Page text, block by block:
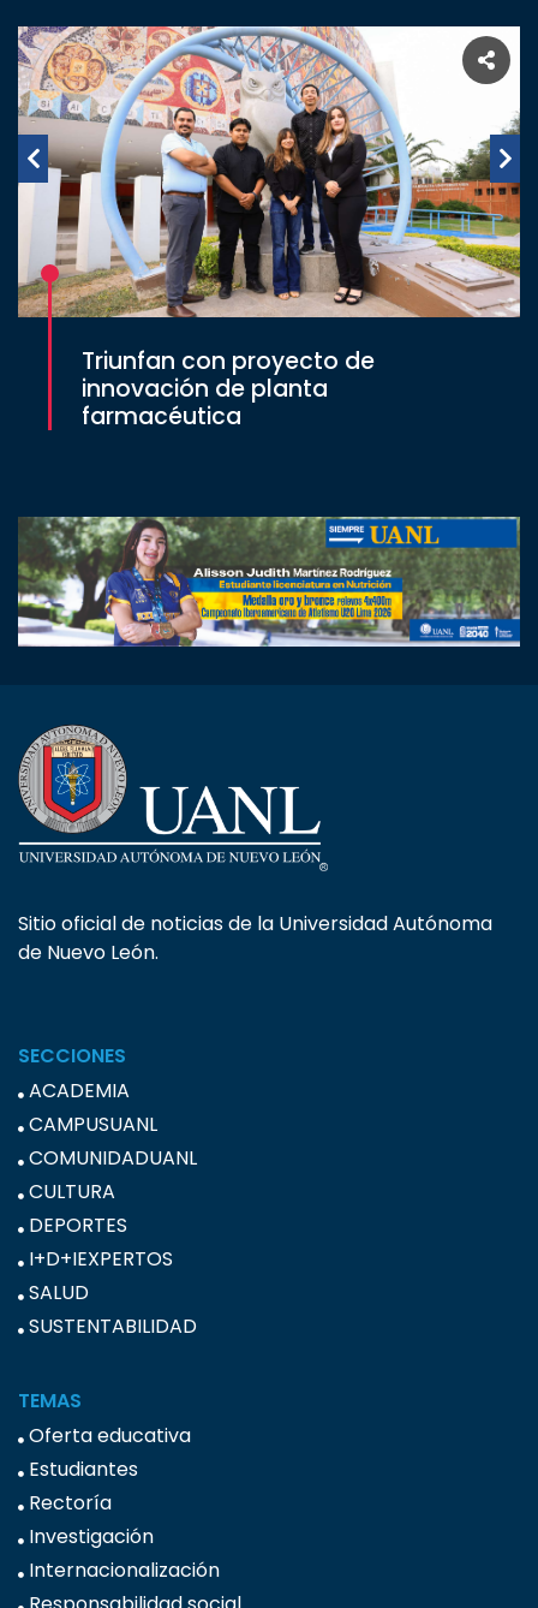
Triunfan con proyecto de
innovación de planta
farmacéutica
Sitio oficial de noticias de la Universidad Autónoma
de Nuevo León.
SECCIONES
ACADEMIA
CAMPUSUANL
COMUNIDADUANL
CULTURA
DEPORTES
I+D+IEXPERTOS
SALUD
SUSTENTABILIDAD
TEMAS
Oferta educativa
Estudiantes
Rectoría
Investigación
Internacionalización